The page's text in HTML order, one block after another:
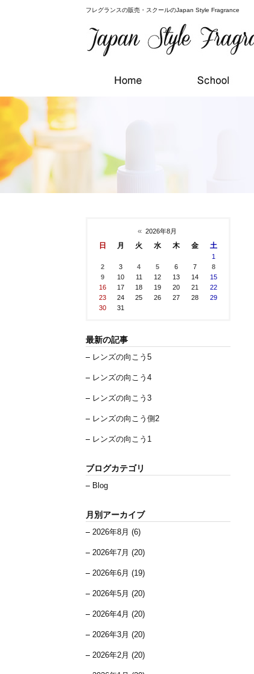
フレグランスの販売・スクールのJapan Style Fragrance
« 2026年8月
日 月 火 水 木 金 土
1
2
3 4 5 6 7
8
9
10 11 12 13 14
15
16
17 18 19 20 21
22
23
24 25 26 27 28
29
30
31
最新の記事
レンズの向こう5
レンズの向こう4
レンズの向こう3
レンズの向こう側2
レンズの向こう1
ブログカテゴリ
Blog
月別アーカイブ
2026年8月 (6)
2026年7月 (20)
2026年6月 (19)
2026年5月 (20)
2026年4月 (20)
2026年3月 (20)
2026年2月 (20)